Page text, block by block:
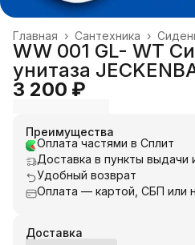
Сантехника ›
Главная ›
WW 001 GL- WT
унитаза
3 200 ₽
Преимущества
Оплата частями в Сплит
Доставка в пункты выдачи
Удобный возврат
Оплата — картой, СБП или
Доставка